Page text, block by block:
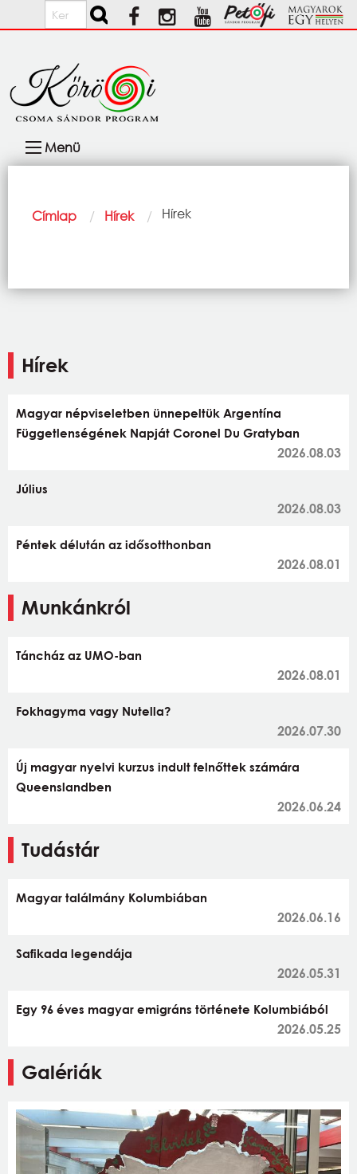
Ugrás a tartalomra
Keresés
navigáció
Menü
Morzsa
Címlap Hírek Current:
Hírek
Hírek
Magyar népviseletben ünnepeltük Argentína
Függetlenségének Napját Coronel Du Gratyban
2026.08.03
Július
2026.08.03
Péntek délután az idősotthonban
2026.08.01
Munkánkról
Táncház az UMO-ban
2026.08.01
Fokhagyma vagy Nutella?
2026.07.30
Új magyar nyelvi kurzus indult felnőttek számára
Queenslandben
2026.06.24
Tudástár
Magyar találmány Kolumbiában
2026.06.16
Safikada legendája
2026.05.31
Egy 96 éves magyar emigráns története Kolumbiából
2026.05.25
Galériák